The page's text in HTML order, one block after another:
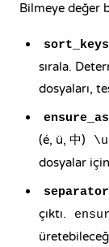
Bilmeye değer
sırala.
dosyaları,
(é, ü, 中)
\u
dosyalar
çıktı.